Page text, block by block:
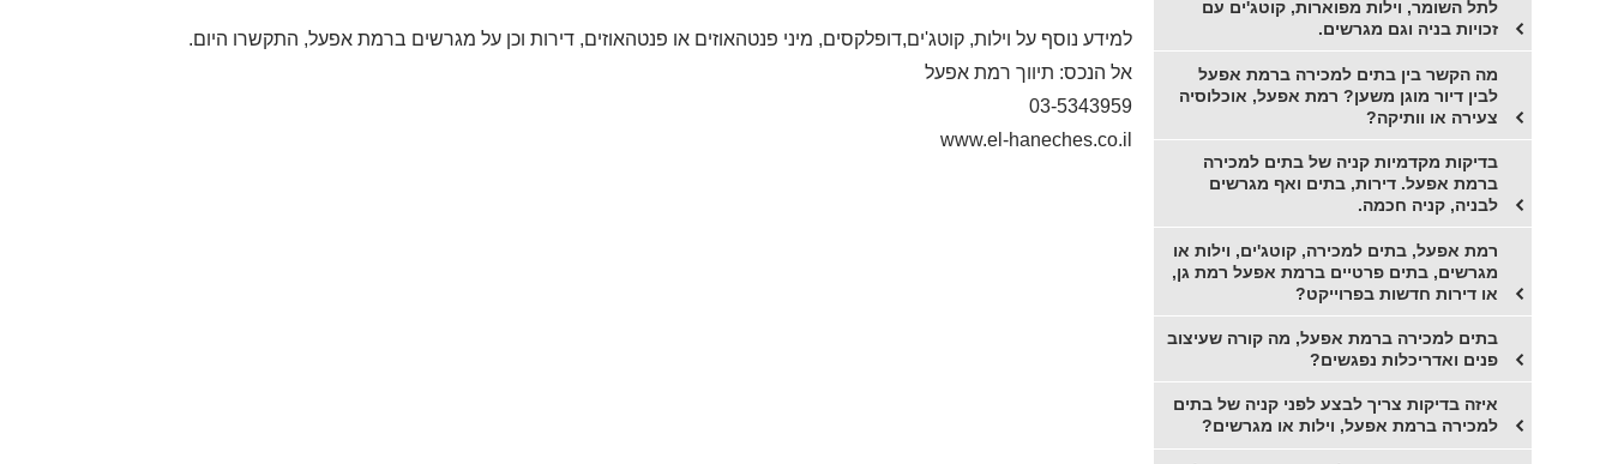
למידע נוסף על וילות, קוטג'ים,דופלקסים, מיני פנטהאוזים או פנטהאוזים, דירות וכן על מגרשים ברמת אפעל, התקשרו היום.
אל הנכס: תיווך רמת אפעל
03-5343959
www.el-haneches.co.il
לתל השומר, וילות מפוארות, קוטג'ים עם
זכויות בניה וגם מגרשים.
מה הקשר בין בתים למכירה ברמת אפעל
לבין דיור מוגן משען? רמת אפעל, אוכלוסיה
צעירה או וותיקה?
בדיקות מקדמיות קניה של בתים למכירה
ברמת אפעל. דירות, בתים ואף מגרשים
לבניה, קניה חכמה.
רמת אפעל, בתים למכירה, קוטג'ים, וילות או
מגרשים, בתים פרטיים ברמת אפעל רמת גן,
או דירות חדשות בפרוייקט?
בתים למכירה ברמת אפעל, מה קורה שעיצוב
פנים ואדריכלות נפגשים?
איזה בדיקות צריך לבצע לפני קניה של בתים
למכירה ברמת אפעל, וילות או מגרשים?